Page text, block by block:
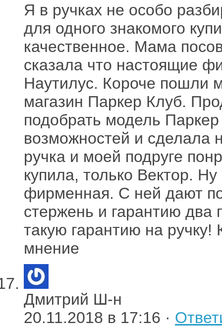
Я в ручках не особо
для одного знакомого
качественное. Мама
сказала что настоящие
Наутилус. Короче пошли
магазин Паркер Клуб.
подобрать модель
возможностей и сделала
ручка и моей подруге
купила, только Вектор.
фирменная. С ней дают
стержень и гарантию два
такую гарантию на
мнение
Дмитрий Ш-н
20.11.2018 в 17:16 ·